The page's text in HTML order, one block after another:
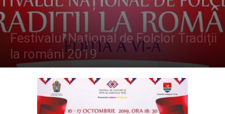
Festivalul Național de Folclor Tradiții
la români 2019
By Folclor Românesc - 529